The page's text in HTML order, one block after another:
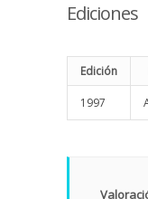
Ediciones
Edición
1997